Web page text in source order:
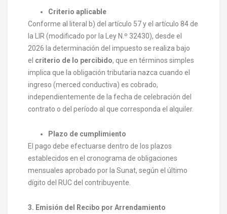
Criterio aplicable
Conforme al literal b) del artículo 57 y el artículo 84 de
la LIR (modificado por la Ley N.º 32430), desde el
2026 la determinación del impuesto se realiza bajo
el criterio de lo percibido, que en términos simples
implica que la obligación tributaria nazca cuando el
ingreso (merced conductiva) es cobrado,
independientemente de la fecha de celebración del
contrato o del período al que corresponda el alquiler.
Plazo de cumplimiento
El pago debe efectuarse dentro de los plazos
establecidos en el cronograma de obligaciones
mensuales aprobado por la Sunat, según el último
dígito del RUC del contribuyente.
3. Emisión del Recibo por Arrendamiento